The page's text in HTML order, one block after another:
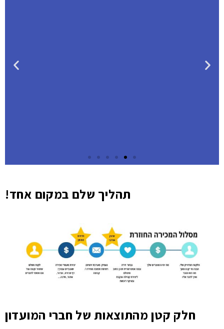
שיווקי
הרווחיות
למי את מוכרת - נחדד את "הלקוחה האידיאלית"
שלך, כדי שכל מילה שתכתבי תפגע בול בלב שלה.
איפה את פועלת? בחר יחד 2-4 ערוצי שיווק שכיף
לך להיות בהם. אם את שונאת אינסטגרם – את לא
תהיי שם.
תהליך שלם במקום אחד!
חלק קטן מהתוצאות של חברי המועדון